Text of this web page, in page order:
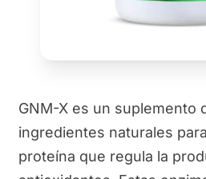
GNM-X es un suplemento
ingredientes naturales
proteína que regula la